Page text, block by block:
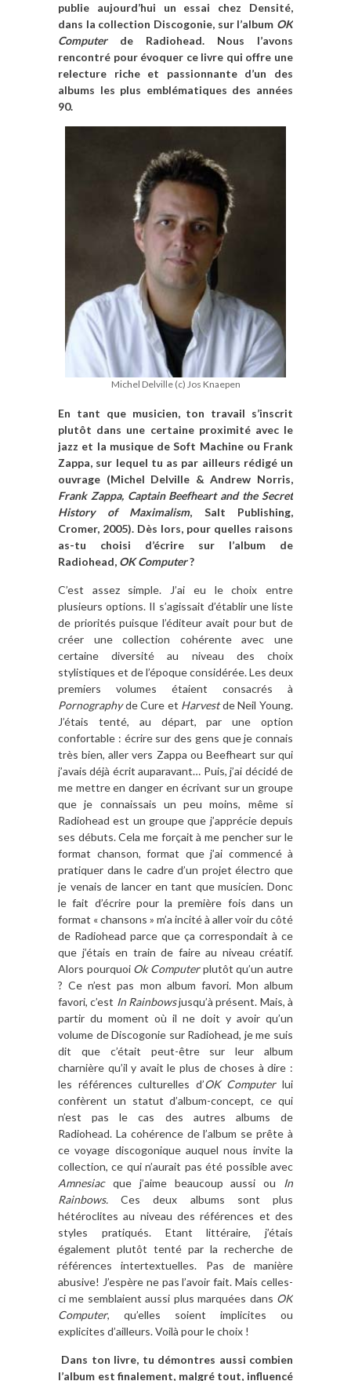
publie aujourd’hui un essai chez Densité,
dans la collection Discogonie, sur l’album OK
Computerde Radiohead. Nous l’avons
rencontré pour évoquer ce livre qui offre une
relecture riche et passionnante d’un des
albums les plus emblématiques des années
90.
Michel Delville (c) Jos Knaepen
En tant que musicien, ton travail s’inscrit
plutôt dans une certaine proximité avec le
jazz et la musique de Soft Machine ou Frank
Zappa, sur lequel tu as par ailleurs rédigé un
ouvrage (Michel Delville & Andrew Norris,
Frank Zappa, Captain Beefheart and the Secret
History of Maximalism, Salt Publishing,
Cromer, 2005). Dès lors, pour quelles raisons
as-tu choisi d’écrire sur l’album de
Radiohead, OK Computer?
C’est assez simple. J’ai eu le choix entre
plusieurs options. Il s’agissait d’établir une liste
de priorités puisque l’éditeur avait pour but de
créer une collection cohérente avec une
certaine diversité au niveau des choix
stylistiques et de l’époque considérée. Les deux
premiers volumes étaient consacrés à
Pornographyde Cure et Harvestde Neil Young.
J’étais tenté, au départ, par une option
confortable : écrire sur des gens que je connais
très bien, aller vers Zappa ou Beefheart sur qui
j’avais déjà écrit auparavant… Puis, j’ai décidé de
me mettre en danger en écrivant sur un groupe
que je connaissais un peu moins, même si
Radiohead est un groupe que j’apprécie depuis
ses débuts. Cela me forçait à me pencher sur le
format chanson, format que j’ai commencé à
pratiquer dans le cadre d’un projet électro que
je venais de lancer en tant que musicien. Donc
le fait d’écrire pour la première fois dans un
format « chansons » m’a incité à aller voir du côté
de Radiohead parce que ça correspondait à ce
que j’étais en train de faire au niveau créatif.
Alors pourquoi Ok Computerplutôt qu’un autre
? Ce n’est pas mon album favori. Mon album
favori, c’est In Rainbowsjusqu’à présent. Mais, à
partir du moment où il ne doit y avoir qu’un
volume de Discogonie sur Radiohead, je me suis
dit que c’était peut-être sur leur album
charnière qu’il y avait le plus de choses à dire :
les références culturelles d’OK Computerlui
confèrent un statut d’album-concept, ce qui
n’est pas le cas des autres albums de
Radiohead. La cohérence de l’album se prête à
ce voyage discogonique auquel nous invite la
collection, ce qui n’aurait pas été possible avec
Amnesiacque j’aime beaucoup aussi ou In
Rainbows.Ces deux albums sont plus
hétéroclites au niveau des références et des
styles pratiqués. Etant littéraire, j’étais
également plutôt tenté par la recherche de
références intertextuelles. Pas de manière
abusive! J’espère ne pas l’avoir fait. Mais celles-
ci me semblaient aussi plus marquées dans OK
Computer, qu’elles soient implicites ou
explicites d’ailleurs. Voilà pour le choix !
Dans ton livre, tu démontres aussi combien
l’album est finalement, malgré tout, influencé